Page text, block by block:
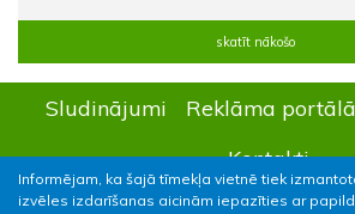
Informējam, ka šajā tīmekļa vietnē tiek
izvēles izdarīšanas aicinām iepazīties ar
skatīt nākošo
Sludinājumi Reklāma portālā
Kontakti